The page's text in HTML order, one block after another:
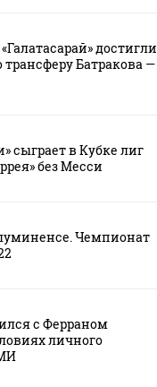
достигли
Батракова —
сыграет в Кубке лиг
без Месси
Чемпионат
с Ферраном
личного